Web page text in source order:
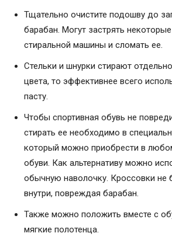
Тщательно очистите подошву до
барабан. Могут застрять
стиральной машины и сломать ее.
Стельки и шнурки стирают
цвета, то эффективнее всего
пасту.
Чтобы спортивная обувь не
стирать ее необходимо в
который можно приобрести в
обуви. Как альтернативу можно
обычную наволочку. Кроссовки не
внутри, повреждая барабан.
Также можно положить вместе с
мягкие полотенца.